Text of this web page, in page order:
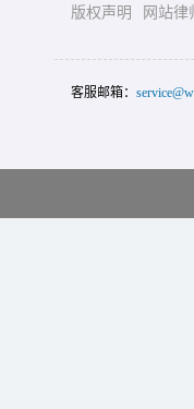
版权声明
网站律
客服邮箱：